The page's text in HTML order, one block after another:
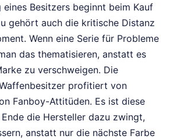
Besitzers beginnt beim Kauf
gehört auch die kritische Distanz
Wenn eine Serie für Probleme
das thematisieren, anstatt es
zu verschweigen. Die
profitiert von
Fanboy-Attitüden. Es ist diese
die Hersteller dazu zwingt,
anstatt nur die nächste Farbe